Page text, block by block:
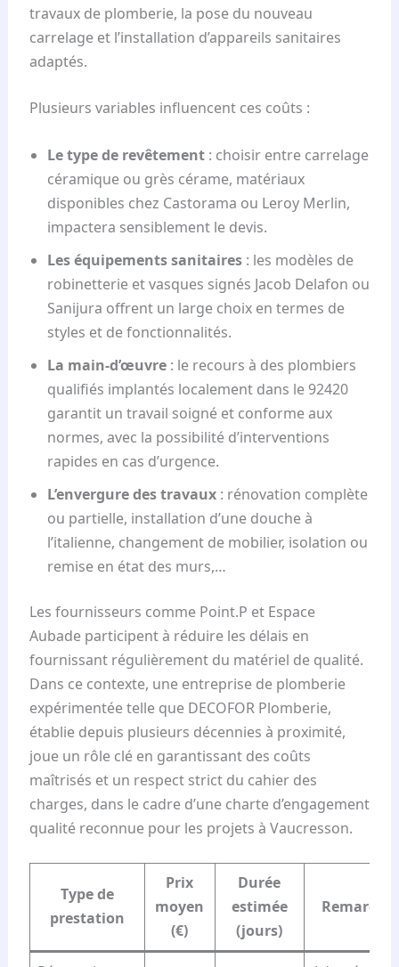
travaux de plomberie, la pose du nouveau
carrelage et l’installation d’appareils sanitaires
adaptés.
Plusieurs variables influencent ces coûts :
Le type de revêtement: choisir entre carrelage
céramique ou grès cérame, matériaux
disponibles chez Castorama ou Leroy Merlin,
impactera sensiblement le devis.
Les équipements sanitaires: les modèles de
robinetterie et vasques signés Jacob Delafon ou
Sanijura offrent un large choix en termes de
styles et de fonctionnalités.
La main-d’œuvre: le recours à des plombiers
qualifiés implantés localement dans le 92420
garantit un travail soigné et conforme aux
normes, avec la possibilité d’interventions
rapides en cas d’urgence.
L’envergure des travaux: rénovation complète
ou partielle, installation d’une douche à
l’italienne, changement de mobilier, isolation ou
remise en état des murs,…
Les fournisseurs comme Point.P et Espace
Aubade participent à réduire les délais en
fournissant régulièrement du matériel de qualité.
Dans ce contexte, une entreprise de plomberie
expérimentée telle que DECOFOR Plomberie,
établie depuis plusieurs décennies à proximité,
joue un rôle clé en garantissant des coûts
maîtrisés et un respect strict du cahier des
charges, dans le cadre d’une charte d’engagement
qualité reconnue pour les projets à Vaucresson.
Type de
prestation
Prix
moyen
(€)
Durée
estimée
(jours)